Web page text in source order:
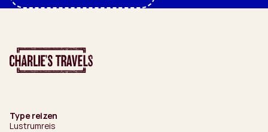
Type reizen
Lustrumreis